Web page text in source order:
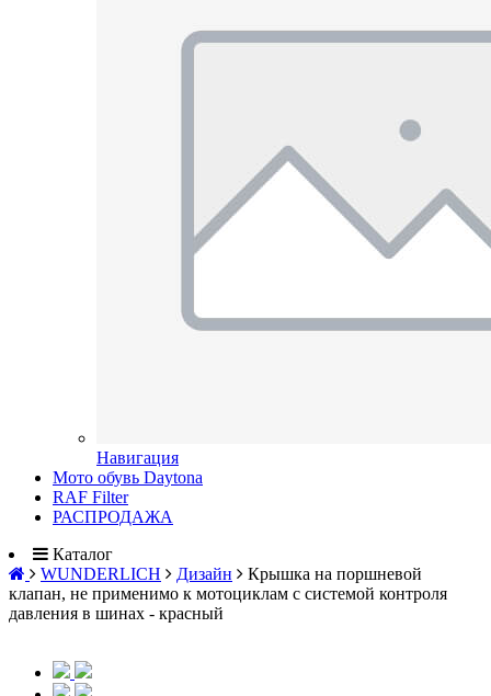
Навигация
Мото обувь Daytona
RAF Filter
РАСПРОДАЖА
Каталог
WUNDERLICH
Дизайн
Крышка на поршневой
клапан, не применимо к мотоциклам с системой контроля
давления в шинах - красный